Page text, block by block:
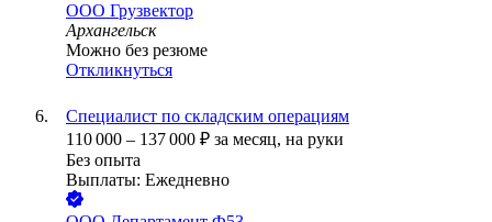
ООО Грузвектор
Архангельск
Можно без резюме
Откликнуться
Специалист по складским операциям
110 000 – 137 000 ₽ за месяц, на руки
Без опыта
Выплаты: Ежедневно